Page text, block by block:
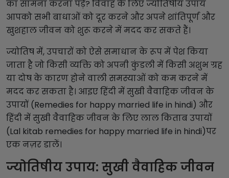
का सामना करना पड़े? विवाह के लिए ज्योतिषीय उपाय
आपको सभी बाधाओं को दूर करने और अपने शांतिपूर्ण और
खुशहाल जीवन को शुरू करने में मदद कर सकते हैं।
ज्योतिष में, उपचारों को ऐसे समाधान के रूप में पेश किया
जाता है जो किसी व्यक्ति को अपनी कुंडली में किसी अशुभ ग्रह
या दोष के कारण होने वाली समस्याओं को कम करने में
मदद कर सकता है। आइए हिंदी में सुखी वैवाहिक जीवन के
उपायों (Remedies for happy married life in hindi) और
हिंदी में सुखी वैवाहिक जीवन के लिए लाल किताब उपायों
(Lal kitab remedies for happy married life in hindi)पर
एक नज़र डालें।
ज्योतिषीय उपाय: सुखी वैवाहिक जीवन